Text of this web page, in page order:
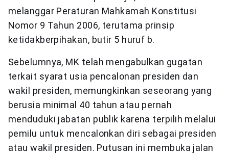
melanggar Peraturan Mahkamah Konstitusi
Nomor 9 Tahun 2006, terutama prinsip
ketidakberpihakan, butir 5 huruf b.
Sebelumnya, MK telah mengabulkan gugatan
terkait syarat usia pencalonan presiden dan
wakil presiden, memungkinkan seseorang yang
berusia minimal 40 tahun atau pernah
menduduki jabatan publik karena terpilih melalui
pemilu untuk mencalonkan diri sebagai presiden
atau wakil presiden. Putusan ini membuka jalan